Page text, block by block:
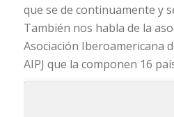
que se de continuamente y
También nos habla de la
Asociación Iberoamericana
AIPJ que la componen 16